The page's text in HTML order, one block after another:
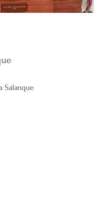
Salanque